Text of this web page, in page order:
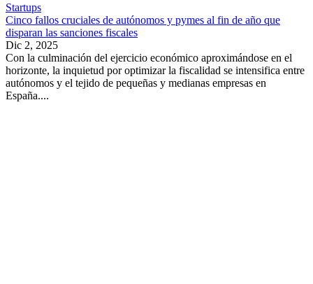
Startups
Cinco fallos cruciales de autónomos y pymes al fin de año que
disparan las sanciones fiscales
Dic 2, 2025
Con la culminación del ejercicio económico aproximándose en el
horizonte, la inquietud por optimizar la fiscalidad se intensifica entre
autónomos y el tejido de pequeñas y medianas empresas en
España....